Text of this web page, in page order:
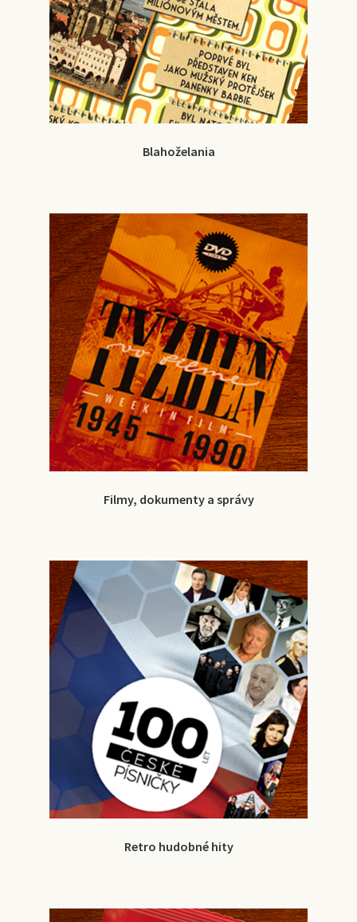
Blahoželania
Filmy, dokumenty a správy
Retro hudobné hity